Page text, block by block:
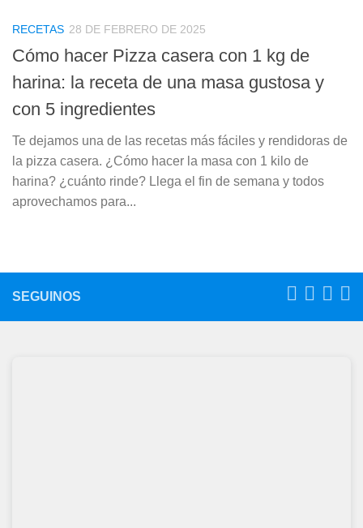
RECETAS 28 DE FEBRERO DE 2025
Cómo hacer Pizza casera con 1 kg de
harina: la receta de una masa gustosa y
con 5 ingredientes
Te dejamos una de las recetas más fáciles y rendidoras de
la pizza casera. ¿Cómo hacer la masa con 1 kilo de
harina? ¿cuánto rinde? Llega el fin de semana y todos
aprovechamos para...
SEGUINOS